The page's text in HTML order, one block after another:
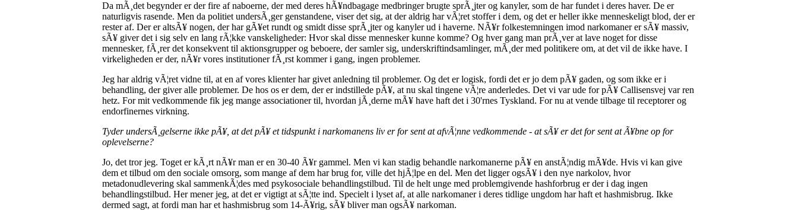
Da mÃ¸det begynder er der fire af naboerne, der med deres hÃ¥ndbagage medbringer brugte sprÃ¸jter og kanyler, som de har fundet i deres haver. De er
naturligvis rasende. Men da politiet undersÃ¸ger genstandene, viser det sig, at der aldrig har vÃ¦ret stoffer i dem, og det er heller ikke menneskeligt blod, der er
rester af. Der er altsÃ¥ nogen, der har gÃ¥et rundt og smidt disse sprÃ¸jter og kanyler ud i haverne. NÃ¥r folkestemningen imod narkomaner er sÃ¥ massiv,
sÃ¥ giver det i sig selv en lang rÃ¦kke vanskeligheder: Hvor skal disse mennesker kunne komme? Og hver gang man prÃ¸ver at lave noget for disse
mennesker, fÃ¸rer det konsekvent til aktionsgrupper og beboere, der samler sig, underskriftindsamlinger, mÃ¸der med politikere om, at det vil de ikke have. I
virkeligheden er der, nÃ¥r vores institutioner fÃ¸rst kommer i gang, ingen problemer.
Jeg har aldrig vÃ¦ret vidne til, at en af vores klienter har givet anledning til problemer. Og det er logisk, fordi det er jo dem pÃ¥ gaden, og som ikke er i
behandling, der giver alle problemer. De hos os er dem, der er indstillede pÃ¥, at nu skal tingene vÃ¦re anderledes. Det vi var ude for pÃ¥ Callisensvej var ren
hetz. For mit vedkommende fik jeg mange associationer til, hvordan jÃ¸derne mÃ¥ have haft det i 30'rnes Tyskland. For nu at vende tilbage til receptorer og
endorfinernes virkning.
Tyder undersÃ¸gelserne ikke pÃ¥, at det pÃ¥ et tidspunkt i narkomanens liv er for sent at afvÃ¦nne vedkommende - at sÃ¥ er det for sent at Ã¥bne op for
oplevelserne?
Jo, det tror jeg. Toget er kÃ¸rt nÃ¥r man er en 30-40 Ã¥r gammel. Men vi kan stadig behandle narkomanerne pÃ¥ en anstÃ¦ndig mÃ¥de. Hvis vi kan give
dem et tilbud om den sociale omsorg, som mange af dem har brug for, ville det hjÃ¦lpe en del. Men det ligger ogsÃ¥ i den nye narkolov, hvor
metadonudlevering skal sammenkÃ¦des med psykosociale behandlingstilbud. Til de helt unge med problemgivende hashforbrug er der i dag ingen
behandlingstilbud. Her mener jeg, at det er vigtigt at sÃ¦tte ind. Specielt i lyset af, at alle narkomaner i deres tidlige ungdom har haft et hashmisbrug. Ikke
dermed sagt, at fordi man har et hashmisbrug som 14-Ã¥rig, sÃ¥ bliver man ogsÃ¥ narkoman.